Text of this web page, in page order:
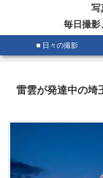
写
毎日撮影
■ 日々の撮影
雷雲が発達中の埼